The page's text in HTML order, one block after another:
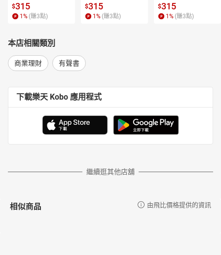
$315
1 % (賺3點)
$315
1 % (賺3點)
$315
1 % (賺3點)
本店相關類別
商業理財 有聲書
下載樂天 Kobo 應用程式
繼續逛其他店舖
相似商品 由飛比價格提供的資訊